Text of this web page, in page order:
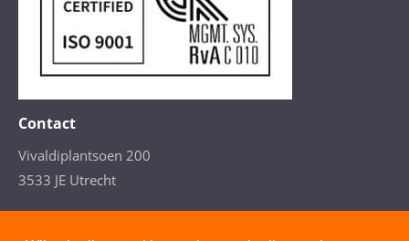
Contact
Vivaldiplantsoen 200
3533 JE Utrecht